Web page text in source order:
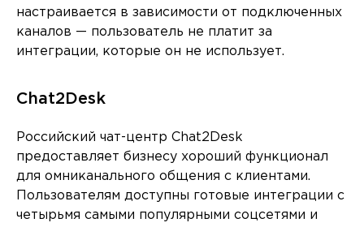
настраивается в зависимости от подключенных
каналов — пользователь не платит за
интеграции, которые он не использует.
Chat2Desk
Российский чат-центр Chat2Desk
предоставляет бизнесу хороший функционал
для омниканального общения с клиентами.
Пользователям доступны готовые интеграции с
четырьмя самыми популярными соцсетями и